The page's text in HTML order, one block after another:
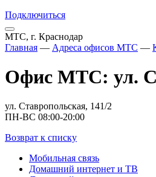
Подключиться
МТС, г. Краснодар
Главная — Адреса офисов МТС —
Офис МТС: ул.
ул. Ставропольская, 141/2
ПН-ВС 08:00-20:00
Возврат к списку
Мобильная связь
Домашний интернет и ТВ